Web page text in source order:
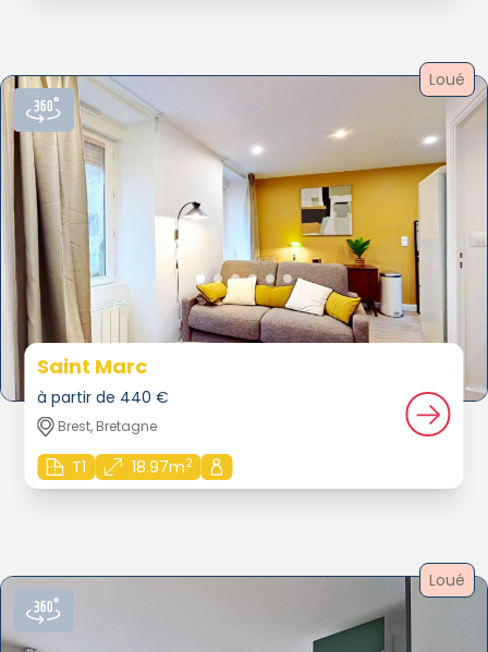
Loué
Saint Marc
à partir de 440 €
Brest, Bretagne
T1 18.97m2
Loué